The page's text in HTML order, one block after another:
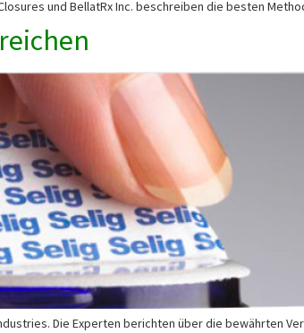
und BellatRx Inc. beschreiben die besten
Die Experten berichten über die bewährten